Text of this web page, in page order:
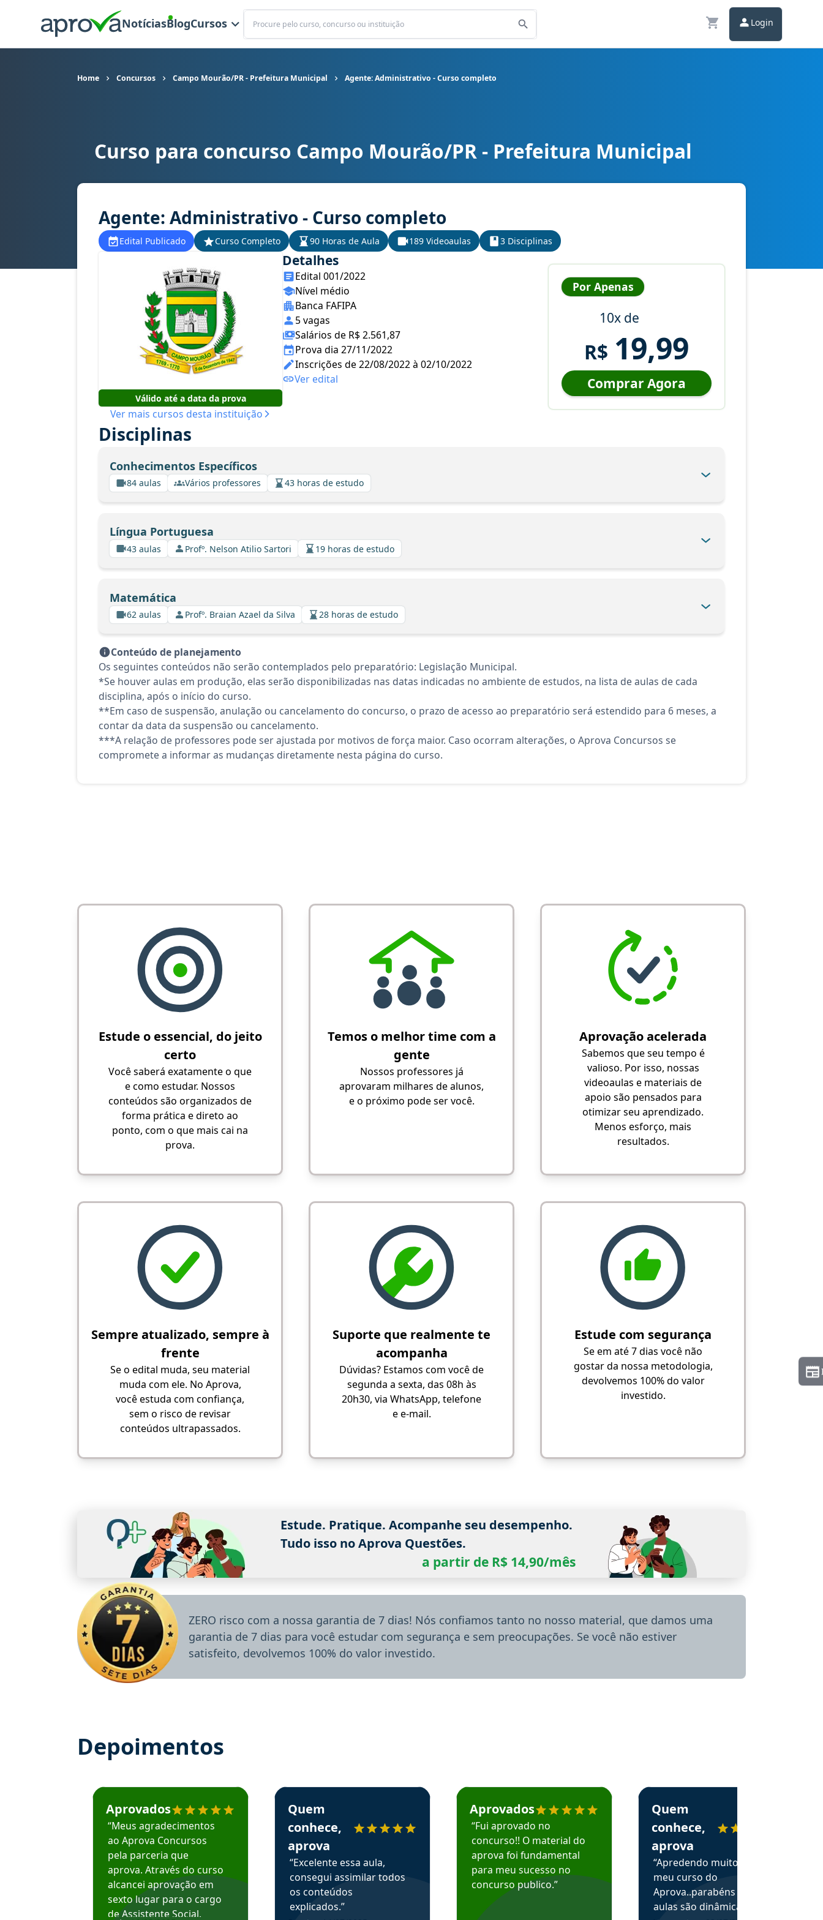
NotíciasBlogCursos
Buscar
Login
Home Concursos Campo Mourão/PR - Prefeitura Municipal Agente: Administrativo - Curso completo
Curso para concurso Campo Mourão/PR - Prefeitura Municipal cargo Agente: Administrativo - Curso completo
Curso para concurso Campo Mourão/PR - Prefeitura Municipal
Agente: Administrativo - Curso completo
Edital Publicado Curso Completo 90 Horas de Aula 189 Videoaulas 3 Disciplinas
Válido até a data da prova
Ver mais cursos desta instituição
Detalhes
Edital 001/2022
Nível médio
Banca FAFIPA
5 vagas
Salários de R$ 2.561,87
Prova dia 27/11/2022
Inscrições de 22/08/2022 à 02/10/2022
Ver edital
Por Apenas
10x de
R$ 19,99
Comprar Agora
Disciplinas
Conhecimentos Específicos
84 aulas Vários professores 43 horas de estudo
Língua Portuguesa
43 aulas Profº. Nelson Atilio Sartori 19 horas de estudo
Matemática
62 aulas Profº. Braian Azael da Silva 28 horas de estudo
Conteúdo de planejamento
Os seguintes conteúdos não serão contemplados pelo preparatório: Legislação Municipal.
*Se houver aulas em produção, elas serão disponibilizadas nas datas indicadas no ambiente de estudos, na lista de aulas de cada
disciplina, após o início do curso.
**Em caso de suspensão, anulação ou cancelamento do concurso, o prazo de acesso ao preparatório será estendido para 6 meses, a
contar da data da suspensão ou cancelamento.
***A relação de professores pode ser ajustada por motivos de força maior. Caso ocorram alterações, o Aprova Concursos se
compromete a informar as mudanças diretamente nesta página do curso.
Estude o essencial, do jeito
certo
Você saberá exatamente o que
e como estudar. Nossos
conteúdos são organizados de
forma prática e direto ao
ponto, com o que mais cai na
prova.
Temos o melhor time com a
gente
Nossos professores já
aprovaram milhares de alunos,
e o próximo pode ser você.
Aprovação acelerada
Sabemos que seu tempo é
valioso. Por isso, nossas
videoaulas e materiais de
apoio são pensados para
otimizar seu aprendizado.
Menos esforço, mais
resultados.
Sempre atualizado, sempre à
frente
Se o edital muda, seu material
muda com ele. No Aprova,
você estuda com confiança,
sem o risco de revisar
conteúdos ultrapassados.
Suporte que realmente te
acompanha
Dúvidas? Estamos com você de
segunda a sexta, das 08h às
20h30, via WhatsApp, telefone
e e-mail.
Estude com segurança
Se em até 7 dias você não
gostar da nossa metodologia,
devolvemos 100% do valor
investido.
Estude. Pratique. Acompanhe seu desempenho.
Tudo isso no Aprova Questões.
a partir de R$ 14,90/mês
ZERO risco com a nossa garantia de 7 dias! Nós confiamos tanto no nosso material, que damos uma
garantia de 7 dias para você estudar com segurança e sem preocupações. Se você não estiver
satisfeito, devolvemos 100% do valor investido.
Depoimentos
Estudante José recomenda o Aprova Concursos em depoimento
Aprovados
“Meus agradecimentos
ao Aprova Concursos
pela parceria que
aprova. Através do curso
alcancei aprovação em
sexto lugar para o cargo
de Assistente Social.
Estudante Sergio recomenda o Aprova Concursos em depoimento
Quem
conhece,
aprova
“Excelente essa aula,
consegui assimilar todos
os conteúdos
explicados.”
Estudante Mário recomenda o Aprova Concursos em depoimento
Aprovados
“Fui aprovado no
concurso!! O material do
aprova foi fundamental
para meu sucesso no
concurso publico.”
Estudante Alessandra recomenda o Aprova
Quem
conhece,
aprova
“Apredendo muito no
meu curso do
Aprova..parabéns pelas
aulas são dinâmicas e